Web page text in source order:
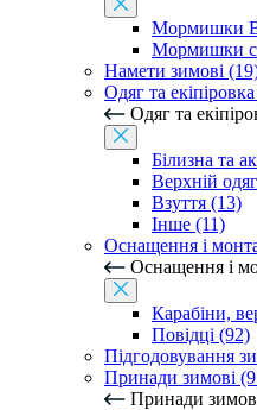
Мормишки
Мормишки
Намети зимові
Одяг та
Одяг та
Білизна та
Верхній
Взуття (13)
Інше (11)
Оснащення і
Оснащення і
Карабіни,
Повідці (92)
Підгодовування
Принади зимові
Принади